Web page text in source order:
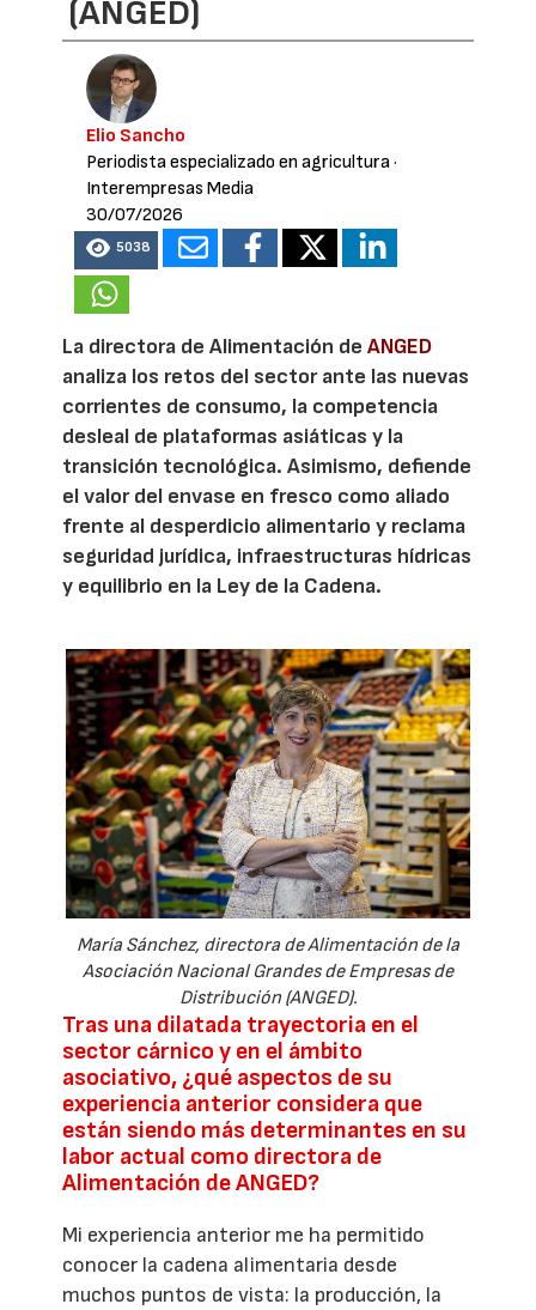
(ANGED)
Elio Sancho
Periodista especializado en agricultura·
Interempresas Media
30/07/2026
5038
La directora de Alimentación deANGED
analiza los retos del sector ante las nuevas
corrientes de consumo, la competencia
desleal de plataformas asiáticas y la
transición tecnológica. Asimismo, defiende
el valor del envase en fresco como aliado
frente al desperdicio alimentario y reclama
seguridad jurídica, infraestructuras hídricas
y equilibrio en la Ley de la Cadena.
María Sánchez, directora de Alimentación de la
Asociación Nacional Grandes de Empresas de
Distribución (ANGED).
Tras una dilatada trayectoria en el
sector cárnico y en el ámbito
asociativo, ¿qué aspectos de su
experiencia anterior considera que
están siendo más determinantes en su
labor actual como directora de
Alimentación de ANGED?
Mi experiencia anterior me ha permitido
conocer la cadena alimentaria desde
muchos puntos de vista: la producción, la